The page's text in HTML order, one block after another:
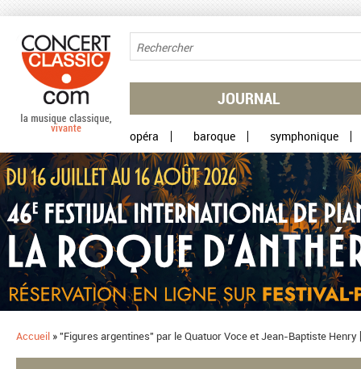
JOURNAL
opéra baroque symphonique
Accueil »​"Figures argentines" par le Quatuor Voce et Jean-Baptiste